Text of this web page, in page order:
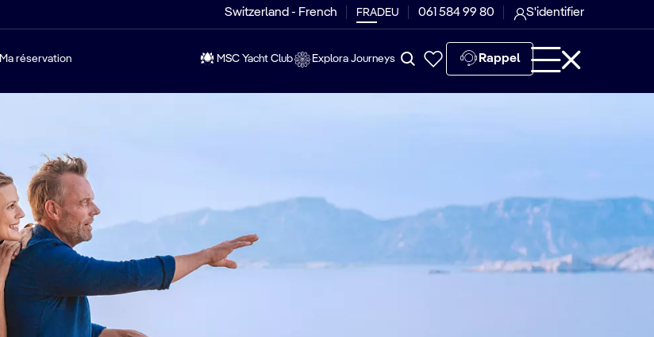
Switzerland - French FRADEU 061 584 99 80 S'identifier
Ma réservation MSC Yacht Club Explora Journeys Rappel